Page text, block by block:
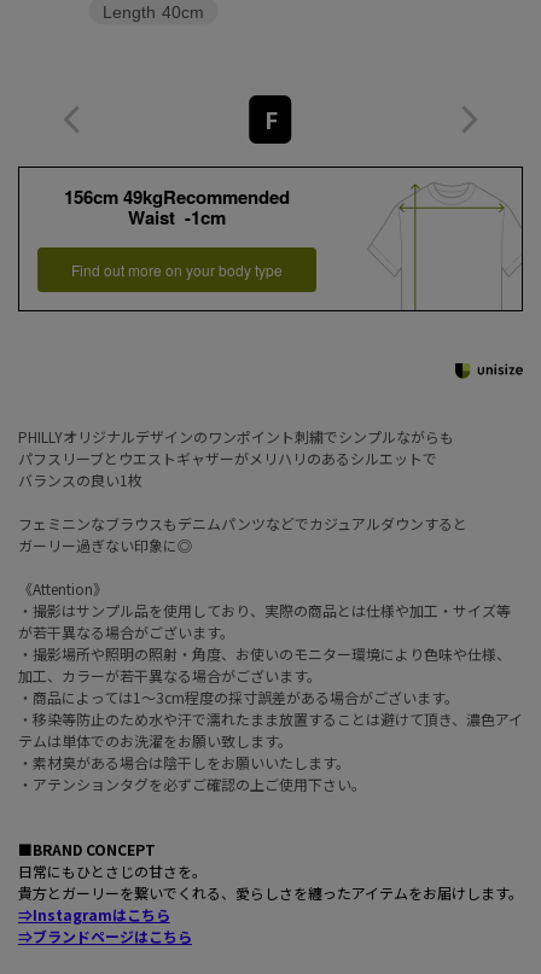
PHILLYオリジナルデザインのワンポイント刺繍でシンプルながらも
パフスリーブとウエストギャザーがメリハリのあるシルエットで
バランスの良い1枚
フェミニンなブラウスもデニムパンツなどでカジュアルダウンすると
ガーリー過ぎない印象に◎
《Attention》
・撮影はサンプル品を使用しており、実際の商品とは仕様や加工・サイズ等
が若干異なる場合がございます。
・撮影場所や照明の照射・角度、お使いのモニター環境により色味や仕様、
加工、カラーが若干異なる場合がございます。
・商品によっては1〜3cm程度の採寸誤差がある場合がございます。
・移染等防止のため水や汗で濡れたまま放置することは避けて頂き、濃色アイ
テムは単体でのお洗濯をお願い致します。
・素材臭がある場合は陰干しをお願いいたします。
・アテンションタグを必ずご確認の上ご使用下さい。
■BRAND CONCEPT
日常にもひとさじの甘さを。
貴方とガーリーを繋いでくれる、愛らしさを纏ったアイテムをお届けします。
⇒Instagramはこちら
⇒ブランドページはこちら
Length 40cm
F
156cm 49kgRecommended
Waist -1cm
Find out more on your body type